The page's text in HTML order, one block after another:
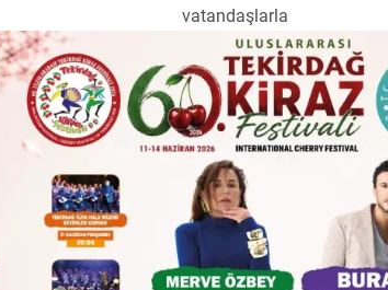
vatandaşlarla